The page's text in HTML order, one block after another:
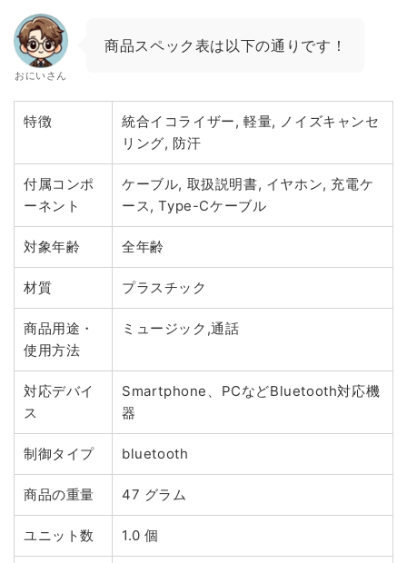
おにいさん
商品スペック表は以下の通りです！
特徴
統合イコライザー, 軽量, ノイズキャンセ
リング, 防汗
付属コンポ
ーネント
ケーブル, 取扱説明書, イヤホン, 充電ケ
ース, Type-Cケーブル
対象年齢 全年齢
材質 プラスチック
商品用途・
使用方法
ミュージック,通話
対応デバイ
ス
Smartphone、PCなどBluetooth対応機
器
制御タイプ bluetooth
商品の重量 47 グラム
ユニット数 1.0 個